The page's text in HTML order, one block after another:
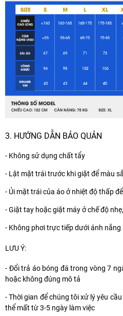
3. HƯỚNG DẪN BẢO QUẢN
- Không sử dụng chất tẩy
- Lật mặt trái trước khi giặt để màu
- Ủi mặt trái của áo ở nhiệt độ thấp
- Giặt tay hoặc giặt máy ở chế độ
- Không phơi trực tiếp dưới ánh
LƯU Ý:
- Đổi trả áo bóng đá trong vòng 7
hoặc không đúng mô tả
- Thời gian để chúng tôi xử lý yêu
thể mất từ 3-5 ngày làm việc